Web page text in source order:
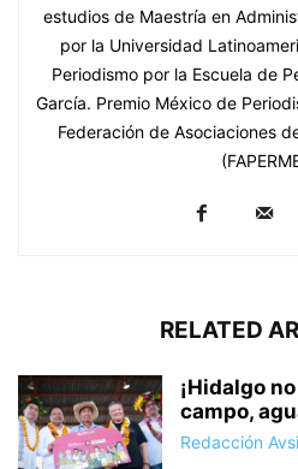
estudios de Maestría en
por la Universidad
Periodismo por la Escuela de
García. Premio México de
Federación de Asociaciones
RELATED
¡Hidalgo
campo,
Redacción Avsi